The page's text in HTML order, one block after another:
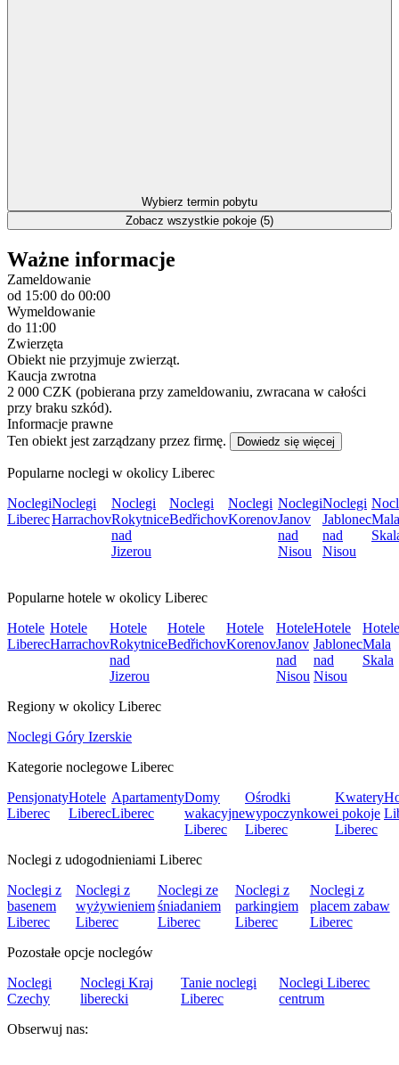
Wybierz termin pobytu
Zobacz wszystkie pokoje (5)
Ważne informacje
Zameldowanie
od 15:00 do 00:00
Wymeldowanie
do 11:00
Zwierzęta
Obiekt nie przyjmuje zwierząt.
Kaucja zwrotna
2 000 CZK (pobierana przy zameldowaniu, zwracana w całości
przy braku szkód).
Informacje prawne
Ten obiekt jest zarządzany przez firmę.
Dowiedz się więcej
Popularne noclegi w okolicy Liberec
Noclegi
Liberec
Noclegi
Harrachov
Noclegi
Rokytnice
nad
Jizerou
Noclegi
Bedřichov
Noclegi
Korenov
Noclegi
Janov
nad
Nisou
Noclegi
Jablonec
nad
Nisou
Mala
Popularne hotele w okolicy Liberec
Hotele
Liberec
Hotele
Harrachov
Hotele
Rokytnice
nad
Jizerou
Hotele
Bedřichov
Hotele
Korenov
Hotele
Janov
nad
Nisou
Hotele
Jablonec
nad
Nisou
Hotele
Mala
Skala
Regiony w okolicy Liberec
Noclegi Góry Izerskie
Kategorie noclegowe Liberec
Pensjonaty
Liberec
Hotele
Liberec
Apartamenty
Liberec
Domy
wakacyjne
Liberec
Ośrodki
wypoczynkowe
Liberec
Kwatery
i pokoje
Liberec
Noclegi z udogodnieniami Liberec
Noclegi z
basenem
Liberec
Noclegi z
wyżywieniem
Liberec
Noclegi ze
śniadaniem
Liberec
Noclegi z
parkingiem
Liberec
Noclegi z
placem zabaw
Liberec
Pozostałe opcje noclegów
Noclegi
Czechy
Noclegi Kraj
liberecki
Tanie noclegi
Liberec
Noclegi Liberec
centrum
Obserwuj nas: